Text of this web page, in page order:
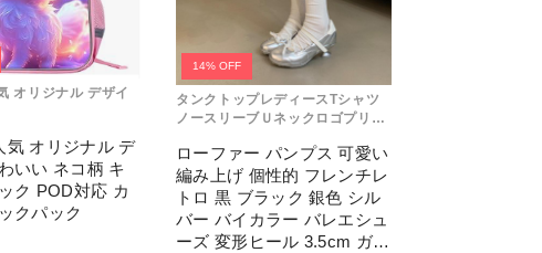
オリジナル デザイ
気 オリジナル デ
いい ネコ柄 キ
ク POD対応 カ
クパック
14% OFF
タンクトップレディースTシャツ
ノースリーブＵネックロゴプリン
ローファー パンプス 可愛い
編み上げ 個性的 フレンチレ
トロ 黒 ブラック 銀色 シル
バー バイカラー バレエシュ
ーズ 変形ヒール 3.5cm ガー